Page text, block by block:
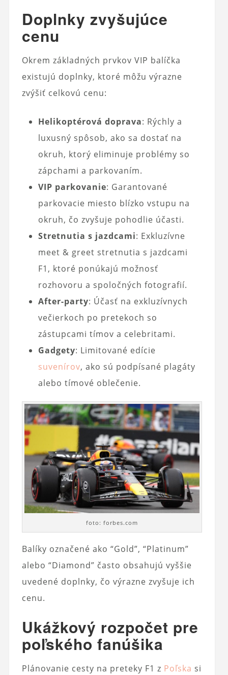
Doplnky zvyšujúce
cenu
Okrem základných prvkov VIP balíčka
existujú doplnky, ktoré môžu výrazne
zvýšiť celkovú cenu:
Helikoptérová doprava: Rýchly a
luxusný spôsob, ako sa dostať na
okruh, ktorý eliminuje problémy so
zápchami a parkovaním.
VIP parkovanie: Garantované
parkovacie miesto blízko vstupu na
okruh, čo zvyšuje pohodlie účasti.
Stretnutia s jazdcami: Exkluzívne
meet & greet stretnutia s jazdcami
F1, ktoré ponúkajú možnosť
rozhovoru a spoločných fotografií.
After-party: Účasť na exkluzívnych
večierkoch po pretekoch so
zástupcami tímov a celebritami.
Gadgety: Limitované edície
suvenírov, ako sú podpísané plagáty
alebo tímové oblečenie.
foto: forbes.com
Balíky označené ako “Gold”, “Platinum”
alebo “Diamond” často obsahujú vyššie
uvedené doplnky, čo výrazne zvyšuje ich
cenu.
Ukážkový rozpočet pre
poľského fanúšika
Plánovanie cesty na preteky F1 z Poľska si